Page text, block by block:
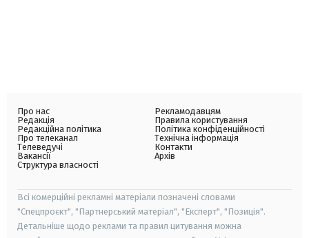
Про нас
Редакція
Редакційна політика
Про телеканал
Телеведучі
Вакансії
Структура власності
Рекламодавцям
Правила користування
Політика конфіденційності
Технічна інформація
Контакти
Архів
Всі комерційні рекламні матеріали позначені словами
"Спецпроєкт", "Партнерський матеріал", "Експерт", "Позиція".
Детальніше щодо реклами та правил цитування можна